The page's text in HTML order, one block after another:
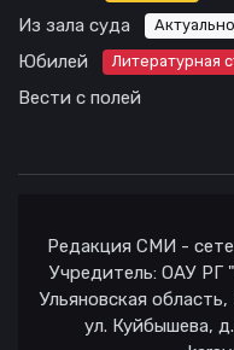
Из зала суда Актуально
Юбилей Литературная
Вести с полей
Редакция СМИ -
Учредитель: ОАУ РГ
Ульяновская
ул. Куйбышева,